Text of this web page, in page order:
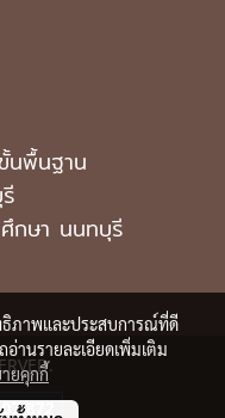
นพื้นฐาน
กษา นนทบุรี
ธิภาพและประสบการณ์ที่ดี
อ่านรายละเอียดเพิ่มเติม
ยคุกกี้